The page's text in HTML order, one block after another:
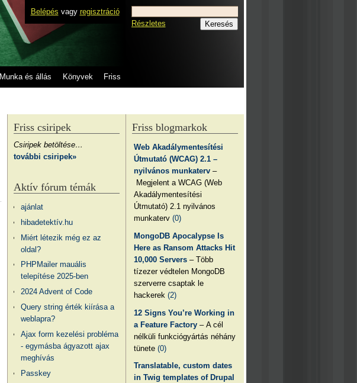
Belépés vagy regisztráció
Munka és állás Könyvek Friss
Részletes
Friss blogmarkok
Web Akadálymentesítési
Útmutató (WCAG) 2.1 –
nyilvános munkaterv –
Megjelent a WCAG (Web
Akadálymentesítési
Útmutató) 2.1 nyilvános
munkaterv(0)
MongoDB Apocalypse Is
Here as Ransom Attacks Hit
10,000 Servers – Több
tízezer védtelen MongoDB
szerverre csaptak le
hackerek(2)
12 Signs You’re Working in
a Feature Factory – A cél
nélküli funkciógyártás néhány
tünete(0)
Translatable, custom dates
in Twig templates of Drupal
Friss csiripek
Csiripek betöltése…
további csiripek»
Aktív fórum témák
ajánlat
hibadetektív.hu
Miért létezik még ez az
oldal?
PHPMailer mauális
telepítése 2025-ben
2024 Advent of Code
Query string érték kiírása a
weblapra?
Ajax form kezelési probléma
- egymásba ágyazott ajax
meghívás
Passkey